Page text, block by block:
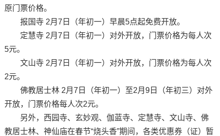
原门票价格。
报国寺 2月7日（年初一）早晨5点起免费开放。
定慧寺 2月7日（年初一）对外开放，门票价格为每人次
5元。
文山寺 2月7日（年初一）对外开放，门票价格为每人次
2元。
佛教居士林 2月7日（年初一）至2月9日（年初三）对外
开放，门票价格每人次2元。
另外，西园寺、玄妙观、伽蓝寺、定慧寺、文山寺、佛
教居士林、神仙庙在春节“烧头香”期间，各类优惠券（证）暂